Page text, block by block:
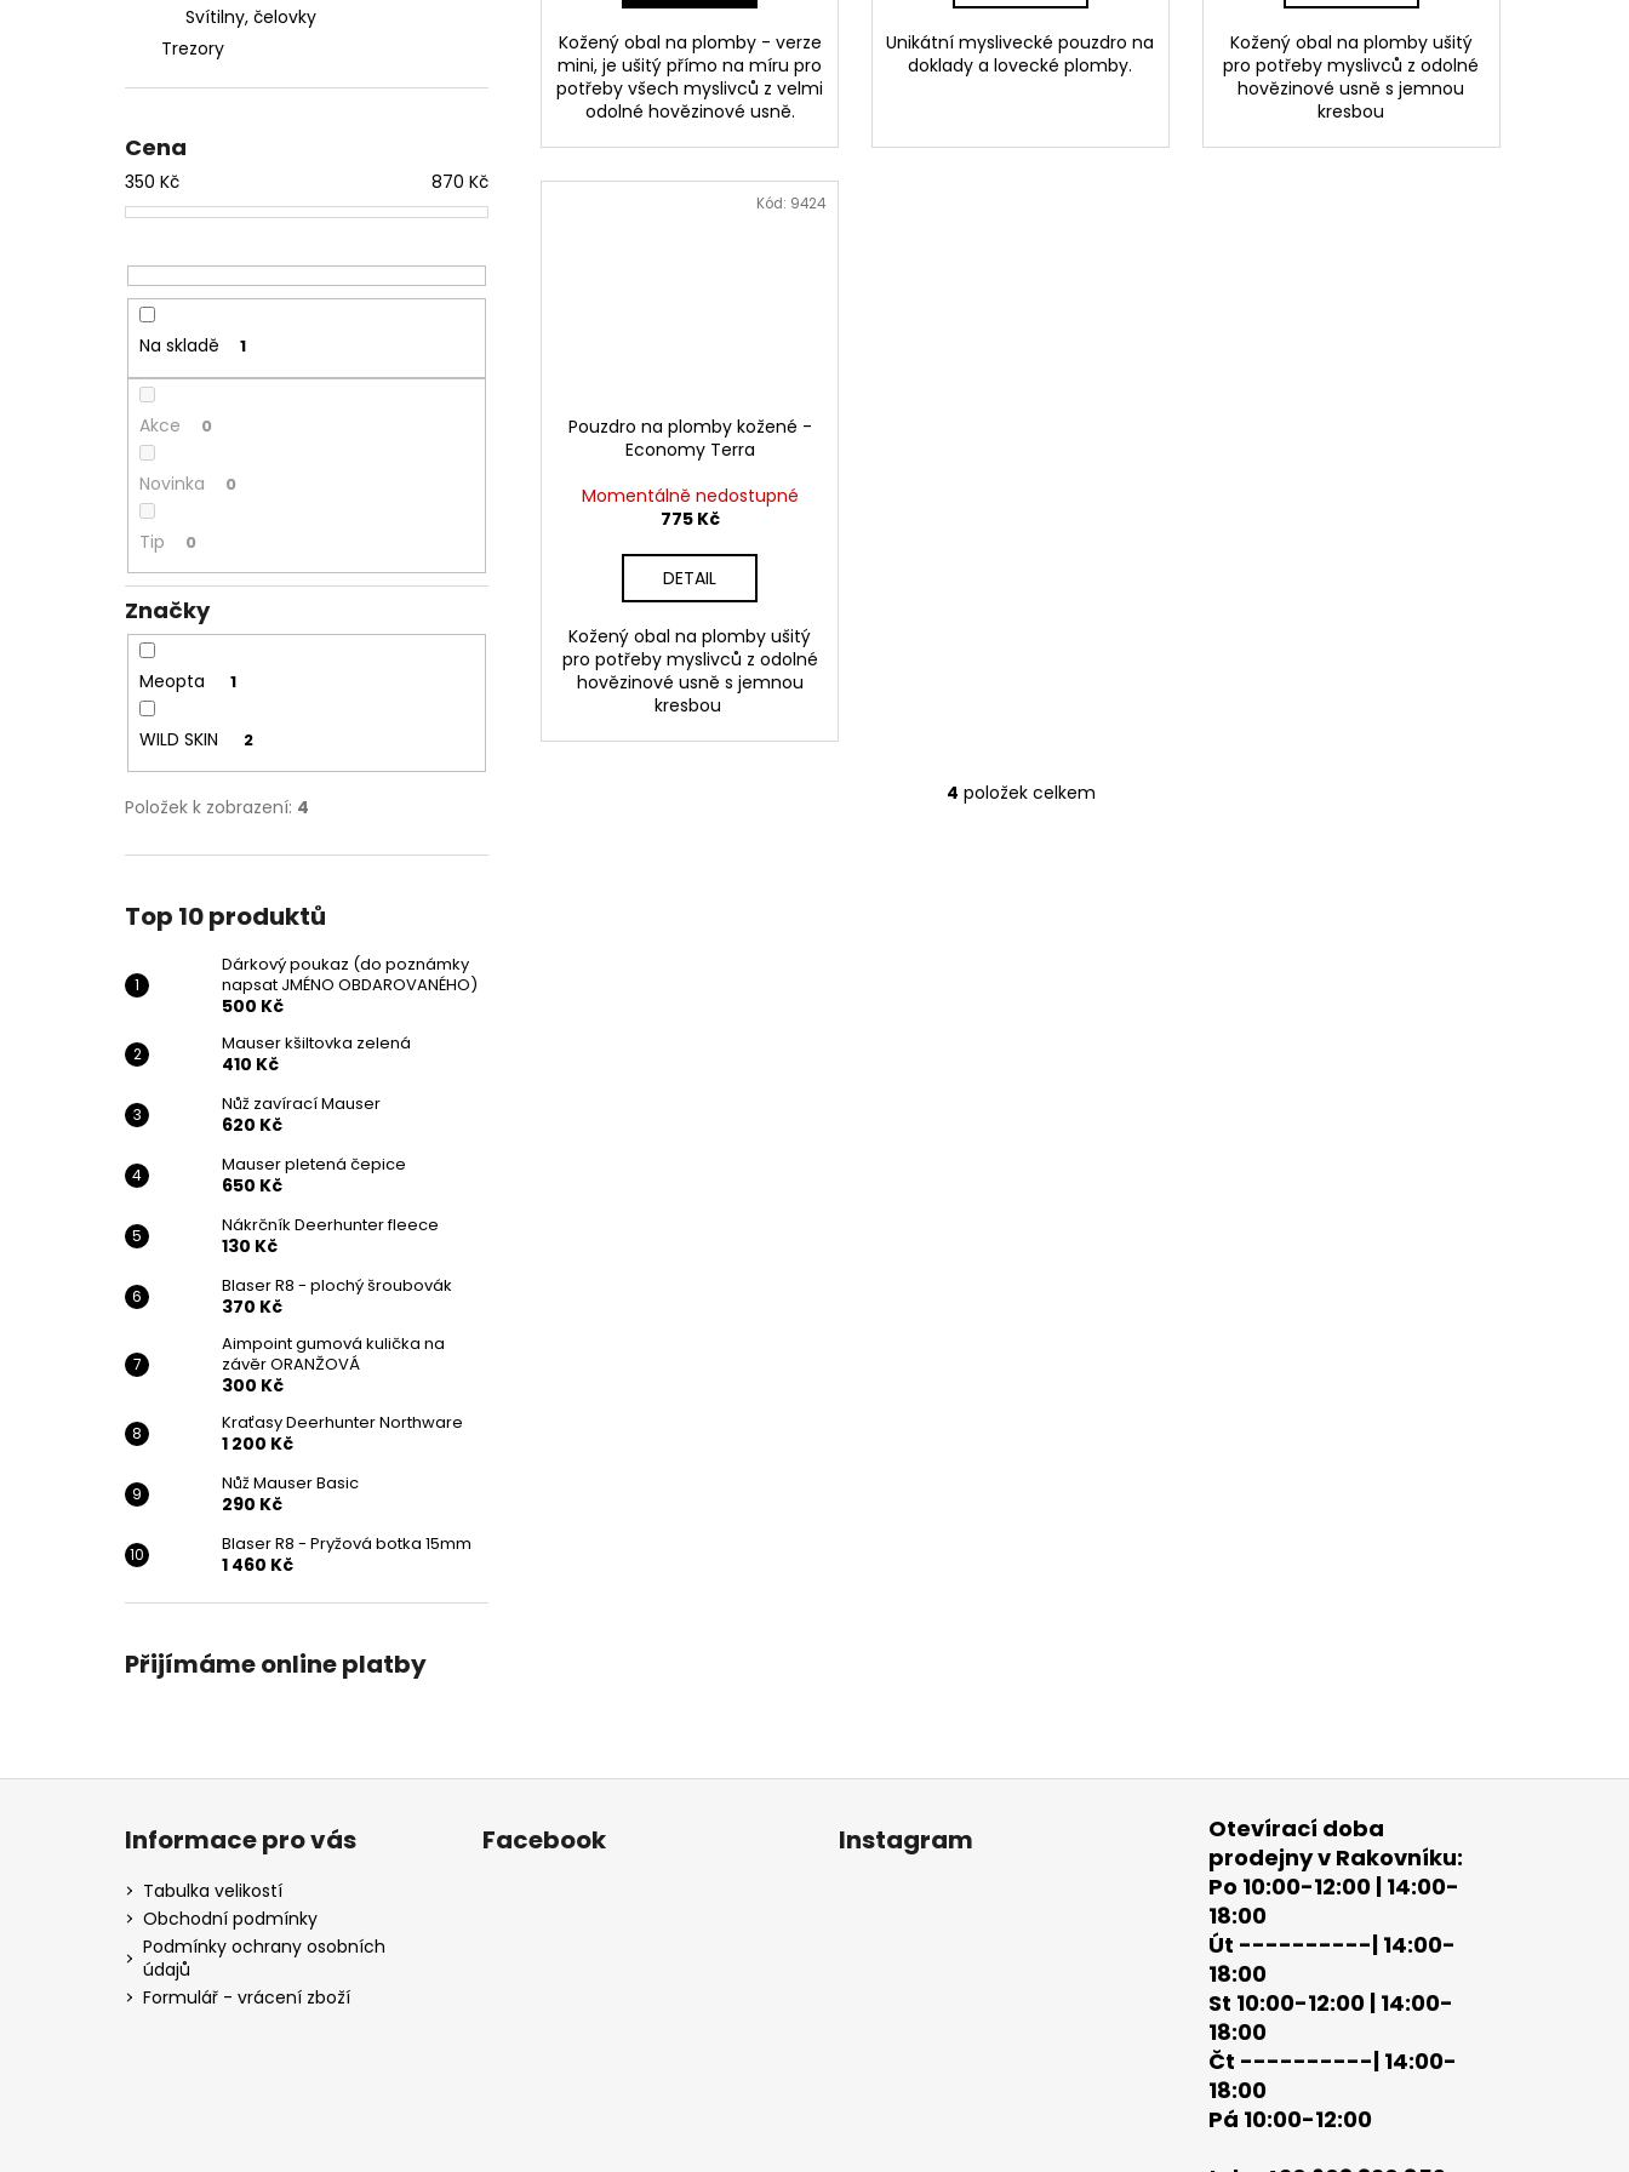
Svítilny, čelovky
Trezory
Cena
350 Kč 870 Kč
Na skladě 1
Akce 0
Novinka 0
Tip 0
Značky
Meopta 1
WILD SKIN 2
Položek k zobrazení: 4
Top 10 produktů
Dárkový poukaz (do poznámky
napsat JMÉNO OBDAROVANÉHO)
500 Kč
Mauser kšiltovka zelená
410 Kč
Nůž zavírací Mauser
620 Kč
Mauser pletená čepice
650 Kč
Nákrčník Deerhunter fleece
130 Kč
Blaser R8 - plochý šroubovák
370 Kč
Aimpoint gumová kulička na
závěr ORANŽOVÁ
300 Kč
Kraťasy Deerhunter Northware
1 200 Kč
Nůž Mauser Basic
290 Kč
Blaser R8 - Pryžová botka 15mm
1 460 Kč
Přijímáme online platby
Kožený obal na plomby - verze
mini, je ušitý přímo na míru pro
potřeby všech myslivců z velmi
odolné hovězinové usně.
Unikátní myslivecké pouzdro na
doklady a lovecké plomby.
Kožený obal na plomby ušitý
pro potřeby myslivců z odolné
hovězinové usně s jemnou
kresbou
Pouzdro na plomby kožené -
Economy Terra
Momentálně nedostupné
775 Kč
DETAIL
Kožený obal na plomby ušitý
pro potřeby myslivců z odolné
hovězinové usně s jemnou
kresbou
Kód: 9424
O
4 položek celkem
Z
Informace pro vás
Tabulka velikostí
Obchodní podmínky
Podmínky ochrany osobních
údajů
Formulář - vrácení zboží
Facebook Instagram
Otevírací doba
prodejny v Rakovníku:
Po 10:00-12:00 | 14:00-
18:00
Út ----------| 14:00-
18:00
St 10:00-12:00 | 14:00-
18:00
Čt ----------| 14:00-
18:00
Pá 10:00-12:00